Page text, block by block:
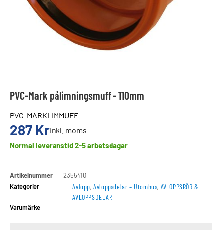
PVC-Mark pålimningsmuff - 110mm
PVC-MARKLIMMUFF
287 Krinkl. moms
Normal leveranstid 2-5 arbetsdagar
Artikelnummer
2355410
Kategorier
Avlopp,Avloppsdelar – Utomhus, AVLOPPSRÖR &
AVLOPPSDELAR
Varumärke